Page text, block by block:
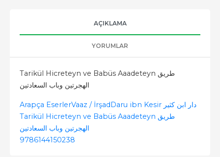
AÇIKLAMA
YORUMLAR
Tarikül Hicreteyn ve Babüs Aaadeteyn طريق
الهجرتين وباب السعادتين
Arapça EserlerVaaz / İrşad
Daru ibn Kesir دار ابن كثير
Tarikül Hicreteyn ve Babüs Aaadeteyn طريق
الهجرتين وباب السعادتين
9786144150238